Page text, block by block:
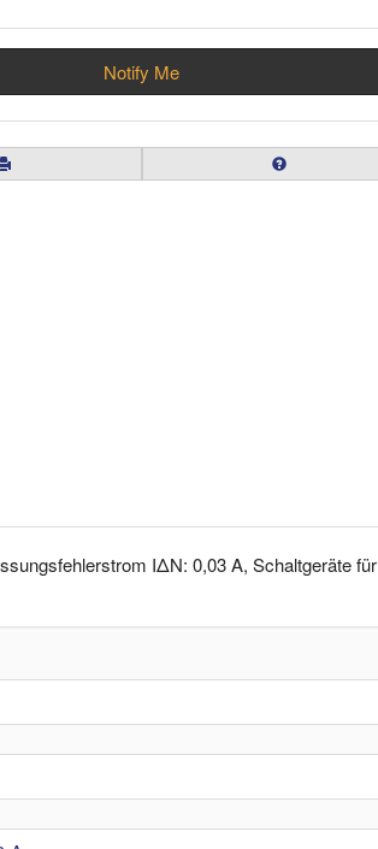
Notify Me
IΔN: 0,03 A, Schaltgeräte für